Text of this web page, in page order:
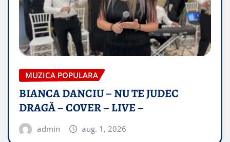
MUZICA POPULARA
BIANCA DANCIU – NU TE JUDEC
DRAGĂ – COVER – LIVE –
admin aug. 1, 2026